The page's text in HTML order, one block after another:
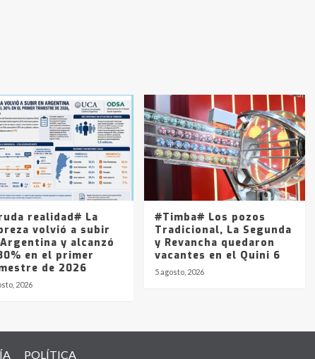
realidad# La
volvió a subir
y alcanzó
en el primer
de 2026
2026
#Timba# Los pozos
Tradicional, La Segunda
y Revancha quedaron
vacantes en el Quini 6
5 agosto, 2026
POLÍTICA